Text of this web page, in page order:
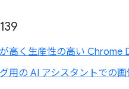
高く生産性の高い Chrome
用の AI アシスタントでの